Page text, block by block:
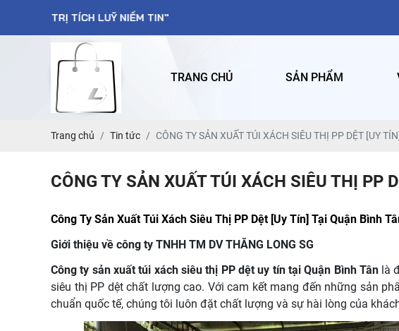
LUỸ NIỀM TIN"
TRANG CHỦ SẢN PHẨM
Trang chủ Tin tức CÔNG TY SẢN XUẤT TÚI XÁCH SIÊU THỊ PP DỆT [UY
CÔNG TY SẢN XUẤT TÚI XÁCH SIÊU THỊ PP
Công Ty Sản Xuất Túi Xách Siêu Thị PP Dệt [Uy Tín] Tại Quận Bình
Giới thiệu về công ty TNHH TM DV THĂNG LONG SG
Công ty sản xuất túi xách siêu thị PP dệt uy tín tại Quận Bình Tânlà
siêu thị PP dệt chất lượng cao. Với cam kết mang đến những sản
chuẩn quốc tế, chúng tôi luôn đặt chất lượng và sự hài lòng của